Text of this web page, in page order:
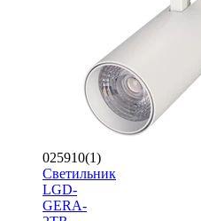
025910(1)
Светильник
LGD-
GERA-